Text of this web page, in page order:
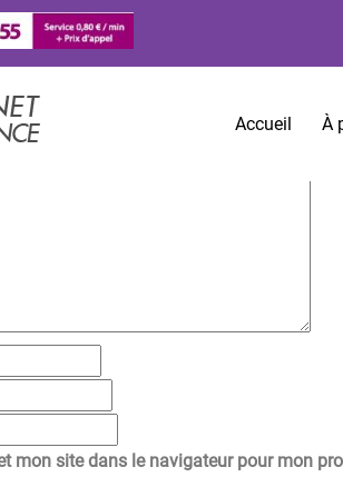
Accueil À
Les champs obligatoires sont indiqués
mon site dans le navigateur pour mon